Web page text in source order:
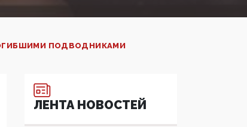
ПОДВОДНИКАМИ
ЛЕНТА НОВОСТЕЙ